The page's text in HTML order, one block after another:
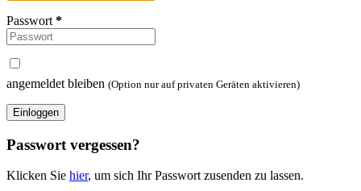
Passwort *
angemeldet bleiben (Option nur auf privaten Geräten aktivieren)
Einloggen
Passwort vergessen?
Klicken Sie hier, um sich Ihr Passwort zusenden zu lassen.